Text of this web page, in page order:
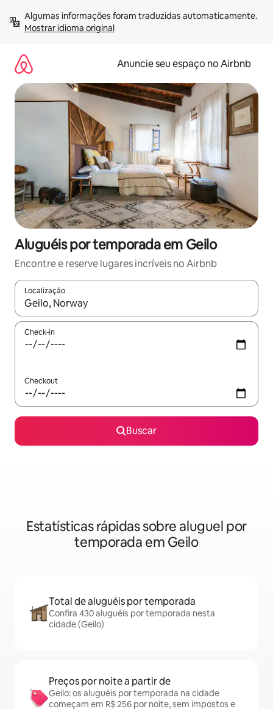
para
Mostrar idioma original
Anuncie seu espaço no Airbnb
Aluguéis por temporada em Geilo
Encontre e reserve lugares incríveis no Airbnb
Localização
Quando os resultados estiverem disponíveis, explore-os
Check-in
Checkout
Buscar
Estatísticas rápidas sobre aluguel por
temporada em Geilo
Total de aluguéis por temporada
Confira 430 aluguéis por temporada nesta
cidade (Geilo)
Preços por noite a partir de
Geilo: os aluguéis por temporada na cidade
começam em R$ 256 por noite, sem impostos e